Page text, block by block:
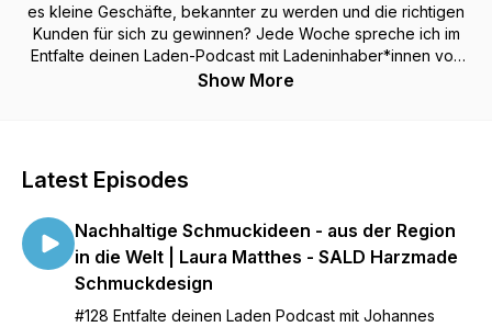
es kleine Geschäfte, bekannter zu werden und die richtigen
Kunden für sich zu gewinnen? Jede Woche spreche ich im
Entfalte deinen Laden-Podcast mit Ladeninhaber*innen von
lokalen Läden aus dem stationären Einzelhandel. Jetzt in die
Show More
Latest Episodes
Nachhaltige Schmuckideen - aus der Region
in die Welt | Laura Matthes - SALD Harzmade
Schmuckdesign
#128 Entfalte deinen Laden Podcast mit Johannes